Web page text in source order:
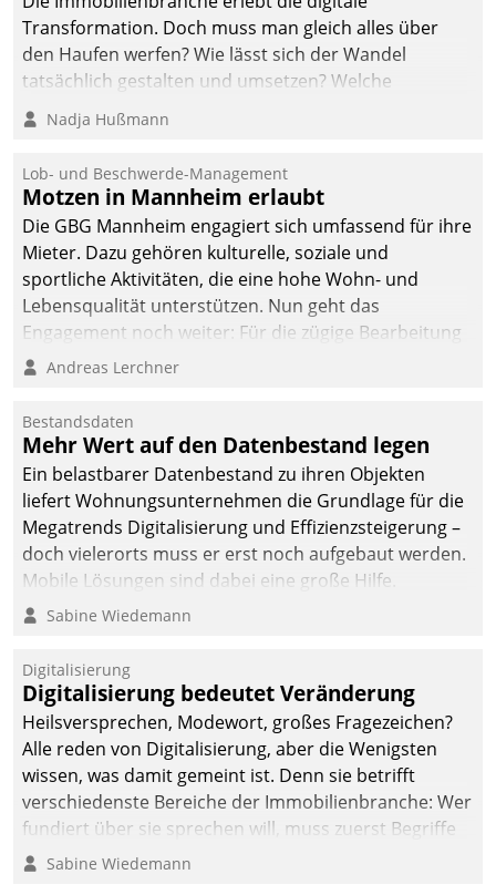
Transformation. Doch muss man gleich alles über
den Haufen werfen? Wie lässt sich der Wandel
tatsächlich gestalten und umsetzen? Welche
Argumente zählen wirklich?
Nadja Hußmann
Lob- und Beschwerde-Management
Motzen in Mannheim erlaubt
Die GBG Mannheim engagiert sich umfassend für ihre
Mieter. Dazu gehören kulturelle, soziale und
sportliche Aktivitäten, die eine hohe Wohn- und
Lebensqualität unterstützen. Nun geht das
Engagement noch weiter: Für die zügige Bearbeitung
von Beschwerden – oder Lob – richtet das
und Beschwerde-Management einen eigenen Kanal
ein.
Andreas Lerchner
Bestandsdaten
Mehr Wert auf den Datenbestand legen
Ein belastbarer Datenbestand zu ihren Objekten
liefert Wohnungsunternehmen die Grundlage für die
Megatrends Digitalisierung und Effizienzsteigerung –
doch vielerorts muss er erst noch aufgebaut werden.
Mobile Lösungen sind dabei eine große Hilfe.
Sabine Wiedemann
Digitalisierung
Digitalisierung bedeutet Veränderung
Heilsversprechen, Modewort, großes Fragezeichen?
Alle reden von Digitalisierung, aber die Wenigsten
wissen, was damit gemeint ist. Denn sie betrifft
verschiedenste Bereiche der Immobilienbranche: Wer
fundiert über sie sprechen will, muss zuerst Begriffe
klären. Ein Aspekt ist die betriebliche Optimierung:
Sabine Wiedemann